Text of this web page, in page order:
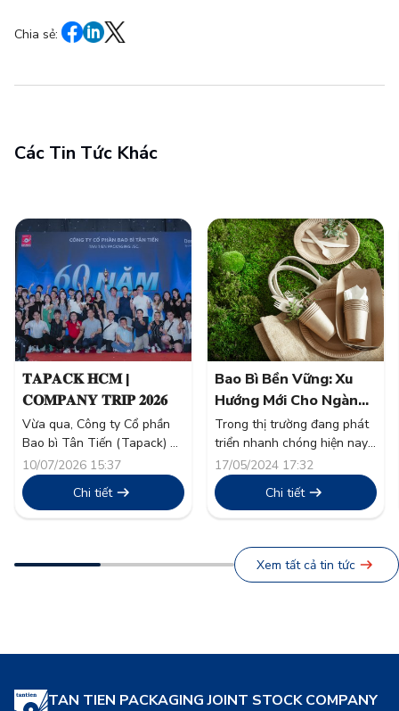
Chia sẻ:
Các Tin Tức Khác
𝐓𝐀𝐏𝐀𝐂𝐊 𝐇𝐂𝐌 |
𝐂𝐎𝐌𝐏𝐀𝐍𝐘 𝐓𝐑𝐈𝐏 𝟐𝟎𝟐𝟔
Vừa qua, Công ty Cổ phần
Bao bì Tân Tiến (Tapack) đã
tổ chức thành công chương
trình nghỉ mát thường niên
“Company Trip 2026” cho
toàn thể cán bộ công nhân
10/07/2026 15:37
Chi tiết
Bao Bì Bền Vững: Xu
Hướng Mới Cho Ngành
Thực Phẩm
Trong thị trường đang phát
triển nhanh chóng hiện nay,
tính bền vững đã vượt xa
khỏi một từ thông dụng và
trở thành nền tảng trong
chiến lược doanh nghiệp.
những nguồn thải lớn toàn
cầu, đang chứng kiến sự
17/05/2024 17:32
Chi tiết
Xem tất cả tin tức
TAN TIEN PACKAGING JOINT STOCK COMPANY